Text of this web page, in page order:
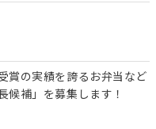
賞の実績を誇るお弁当など
候補」を募集します！